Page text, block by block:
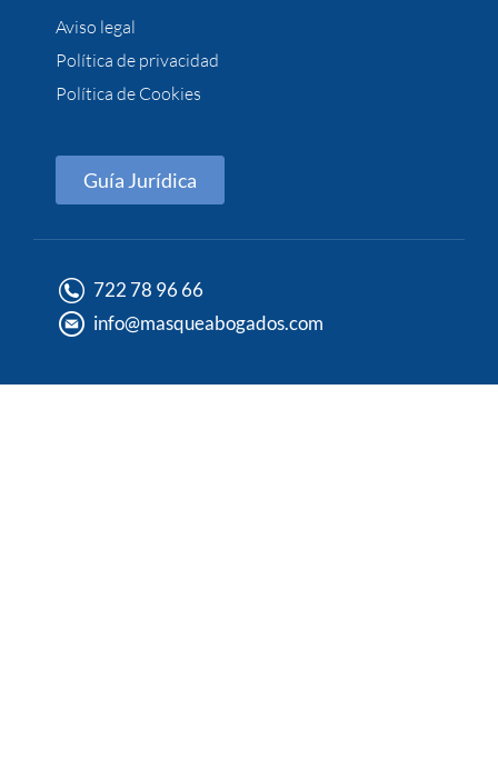
Aviso legal
Política de privacidad
Política de Cookies
Guía Jurídica
722 78 96 66
info@masqueabogados.com